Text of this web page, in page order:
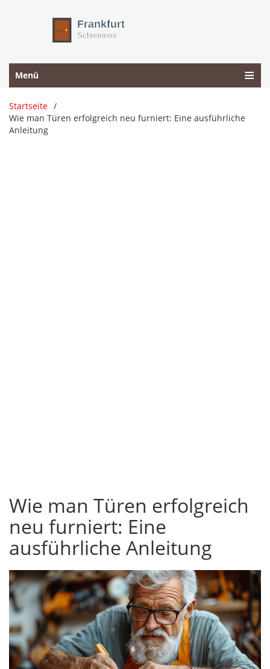
Menü
Startseite
Wie man Türen erfolgreich neu furniert: Eine ausführliche
Anleitung
Wie man Türen erfolgreich
neu furniert: Eine
ausführliche Anleitung